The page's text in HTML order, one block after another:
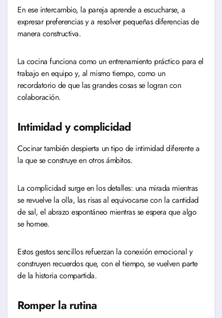
En ese intercambio, la pareja aprende a escucharse, a
expresar preferencias y a resolver pequeñas diferencias de
manera constructiva.
La cocina funciona como un entrenamiento práctico para el
trabajo en equipo y, al mismo tiempo, como un
recordatorio de que las grandes cosas se logran con
colaboración.
Intimidad y complicidad
Cocinar también despierta un tipo de intimidad diferente a
la que se construye en otros ámbitos.
La complicidad surge en los detalles: una mirada mientras
se revuelve la olla, las risas al equivocarse con la cantidad
de sal, el abrazo espontáneo mientras se espera que algo
se hornee.
Estos gestos sencillos refuerzan la conexión emocional y
construyen recuerdos que, con el tiempo, se vuelven parte
de la historia compartida.
Romper la rutina